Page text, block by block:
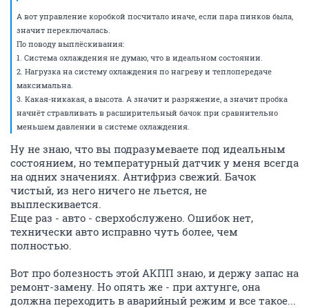
А вот управление коробкой посчитало иначе, если пара пинков была,
значит переключалась.
По поводу выплёскивания:
1. Система охлаждения не думаю, что в идеальном состоянии.
2. Нагрузка на систему охлаждения по нагреву и теплопередаче
максимальна.
3. Какая-никакая, а высота. А значит и разряжение, а значит пробка
начнёт стравливать в расширительный бачок при сравнительно
меньшем давлении в системе охлаждения.
Ну не знаю, что вы подразумеваете под идеальным
состоянием, но температурный датчик у меня всегда
на одних значениях. Антифриз свежий. Бачок
чистый, из него ничего не льется, не
выплескивается.
Еще раз - авто - сверхобслужено. Ошибок нет,
технически авто исправно чуть более, чем
полностью.
Вот про болезность этой АКПП знаю, и держу запас на
ремонт-замену. Но опять же - при ахтунге, она
должна переходить в аварийный режим и все такое...